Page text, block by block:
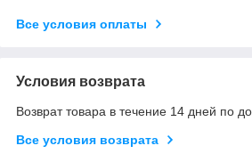
Все условия оплаты
Условия возврата
Возврат товара в течение 14 дней по
Все условия возврата